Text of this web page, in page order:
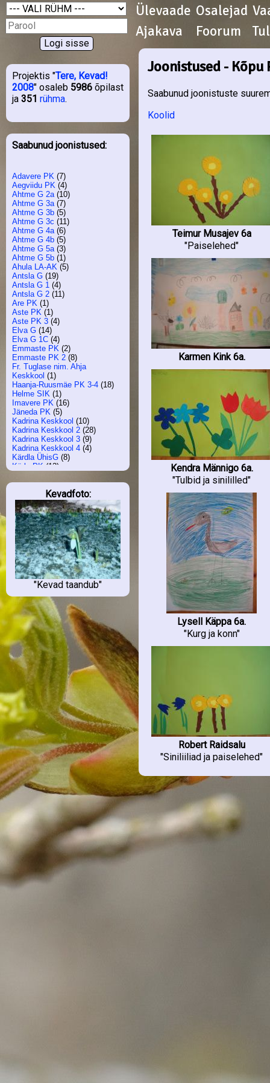
Projektis "Tere, Kevad!
2008" osaleb 5986 õpilast
ja 351 rühma.
Saabunud joonistused:
Adavere PK (7)
Aegviidu PK (4)
Ahtme G 2a(10)
Ahtme G 3a(7)
Ahtme G 3b (5)
Ahtme G 3c (11)
Ahtme G 4a(6)
Ahtme G 4b (5)
Ahtme G 5a(3)
Ahtme G 5b (1)
Ahula LA-AK (5)
Antsla G (19)
Antsla G 1 (4)
Antsla G 2 (11)
Are PK (1)
Aste PK (1)
Aste PK 3 (4)
Elva G (14)
Elva G 1C (4)
Emmaste PK (2)
Emmaste PK 2 (8)
Fr. Tuglase nim. Ahja
Keskkool (1)
Haanja-Ruusmäe PK 3-4 (18)
Helme SIK (1)
Imavere PK (16)
Jäneda PK (5)
Kadrina Keskkool (10)
Kadrina Keskkool 2 (28)
Kadrina Keskkool 3 (9)
Kadrina Keskkool 4 (4)
Kärdla ÜhisG (8)
Kärla PK (12)
Kilingi-Nõmme G(3)
Koeru Keskkool(11)
Kohtla-Järve Järve G 3b(9)
Kohtla-Järve Järve G 1(4)
Kohtla-Järve Järve G 2(21)
Kohtla-Järve Järve G 6(4)
Kohtla-Järve ÜhisG(11)
Kolga Keskkool(9)
Kõmsi LA-AK(5)
Konguta Kool(2)
Konguta Kool - LA(7)
Koonga PK(5)
Kostivere PK
(14)
Krabi PK(6)
Krabi PK 1(2)
Krootuse PK(25)
Krootuse PK 4(7)
Kuldre Kool(1)
Kuldre Kool 2
(2)
Kuremaa LA-AK(8)
Kuremaa LA-AK 3(8)
Kuuste Kool (5)
Kuuste Kool 2
(2)
Lihula LA II
(15)
Lüganuse Keskkool(6)
Lüllemäe PK 2 (8)
Mehikoorma PK 1(4)
Melliste AK - LA
Mikitamäe Kool 3-4(8)
Misso Keskkool(18)
Narva Eesti G
(14)
Narva HumanitaarG 1abcd
Narva HumanitaarG 2abc (22)
Narva HumanitaarG 3abc (6)
Narva Pähklimäe G
Nõo PK
Olustvere PK(9)
Olustvere PK 1
(8)
Oru LA Mesimumm
Osula PK 3
(21)
Osula PK 4
(23)
(9)
Paide G(9)
Paide ÜhisG
Kevadfoto:
"Kevad taandub"
Ülevaade Osalejad
Ajakava
Foorum
Joonistused - Kõpu
Saabunud joonistuste
Koolid
Teimur Musajev 6a
"Paiselehed"
Karmen Kink 6a.
Kendra Männigo 6a.
"Tulbid ja sinililled"
Lysell Käppa 6a.
"Kurg ja konn"
Robert Raidsalu
"Siniliiliad ja paiselehed"